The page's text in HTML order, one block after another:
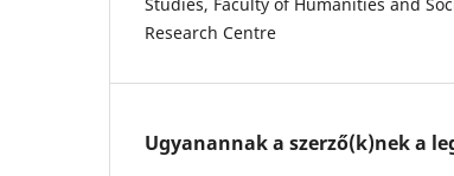
Research Centre
Ugyanannak a szerző(k)nek a